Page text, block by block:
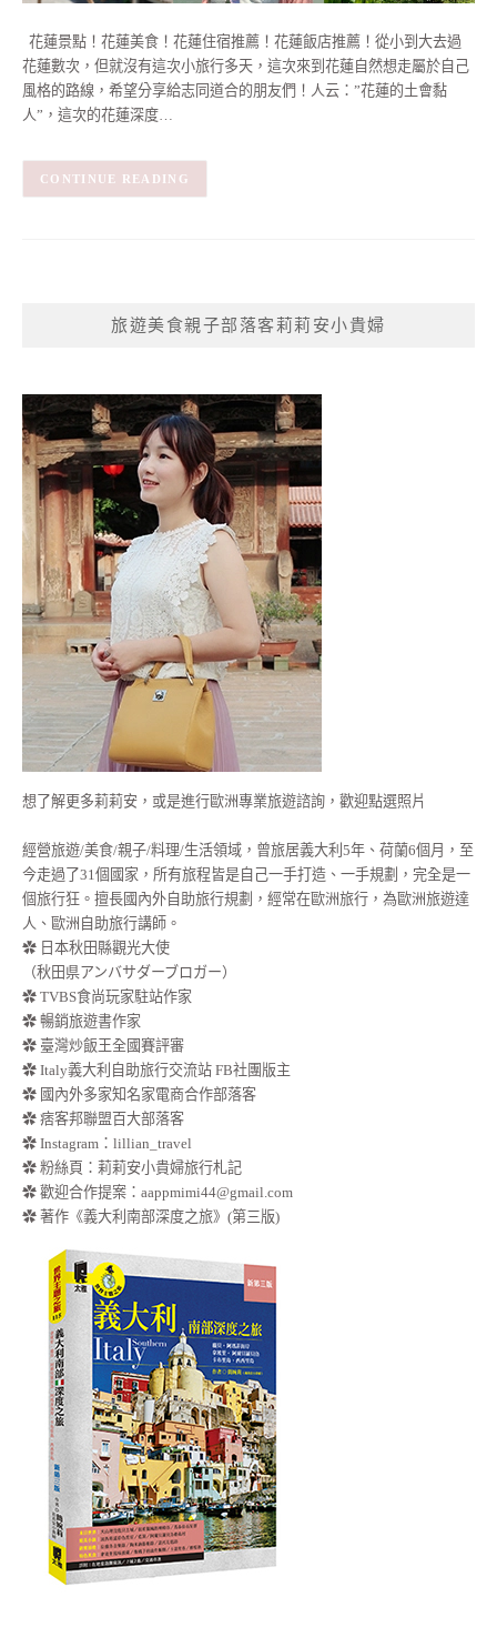
花蓮景點！花蓮美食！花蓮住宿推薦！花蓮飯店推薦！從小到大去過
花蓮數次，但就沒有這次小旅行多天，這次來到花蓮自然想走屬於自己
風格的路線，希望分享給志同道合的朋友們！人云：”花蓮的土會黏
人”，這次的花蓮深度…
CONTINUE READING
旅遊美食親子部落客莉莉安小貴婦
想了解更多莉莉安，或是進行歐洲專業旅遊諮詢，歡迎點選照片
經營旅遊/美食/親子/料理/生活領域，曾旅居義大利5年、荷蘭6個月，至
今走過了31個國家，所有旅程皆是自己一手打造、一手規劃，完全是一
個旅行狂。擅長國內外自助旅行規劃，經常在歐洲旅行，為歐洲旅遊達
人、歐洲自助旅行講師。
✿ 日本秋田縣觀光大使
（秋田県アンバサダーブロガー）
✿ TVBS食尚玩家駐站作家
✿ 暢銷旅遊書作家
✿ 臺灣炒飯王全國賽評審
✿ Italy義大利自助旅行交流站 FB社團版主
✿ 國內外多家知名家電商合作部落客
✿ 痞客邦聯盟百大部落客
✿ Instagram：lillian_travel
✿ 粉絲頁：莉莉安小貴婦旅行札記
✿ 歡迎合作提案： aappmimi44@gmail.com
✿ 著作《義大利南部深度之旅》(第三版)